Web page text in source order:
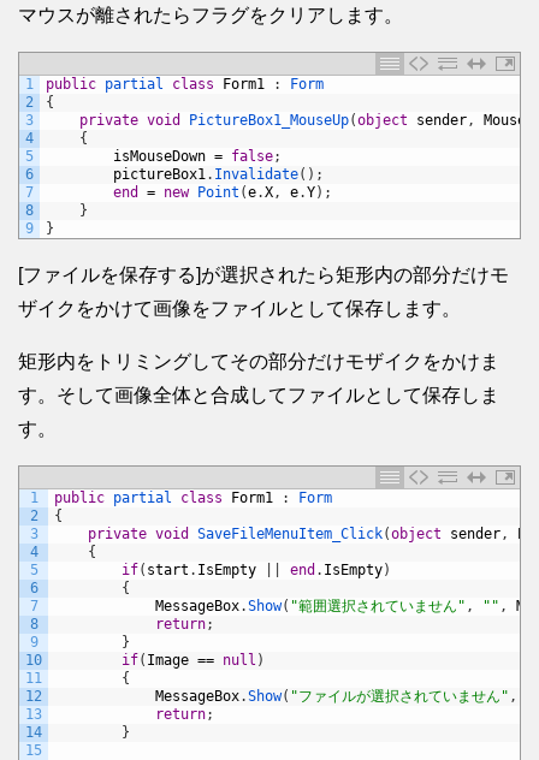
マウスが離されたらフラグをクリアします。
1
2
3
4
5
6
7
8
9
public partial class Form1 :
Form
{
private void PictureBox1_MouseUp(object sender,
{
isMouseDown = false;
pictureBox1. Invalidate( ) ;
end
= new Point (e.X, e.Y) ;
}
}
[ファイルを保存する]が選択されたら矩形内の部分だけモ
ザイクをかけて画像をファイルとして保存します。
矩形内をトリミングしてその部分だけモザイクをかけま
す。そして画像全体と合成してファイルとして保存しま
す。
1
2
3
4
5
6
7
8
9
10
11
12
13
14
15
public partial class Form1 :
Form
{
private void SaveFileMenuItem_Click(object sender,
{
if( start . IsEmpty end . IsEmpty)
{
MessageBox.Show( "範囲選択されていません" , "" ,
return;
}
if( Image == null )
{
MessageBox.Show( "ファイルが選択されていません" ,
return;
}